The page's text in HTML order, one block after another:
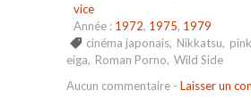
vice
Année : 1972, 1975, 1979
cinéma japonais, Nikkatsu,
eiga, Roman Porno, Wild Side
Aucun commentaire - Laisser un